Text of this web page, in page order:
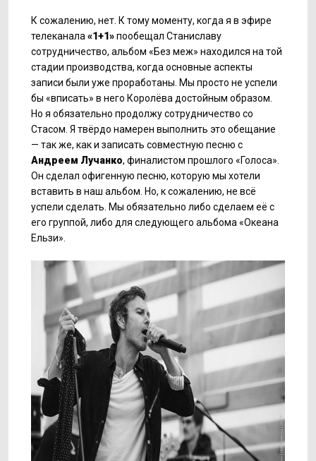
К сожалению, нет. К тому моменту, когда я в эфире
телеканала «1+1»пообещал Станиславу
сотрудничество, альбом «Без меж» находился на той
стадии производства, когда основные аспекты
записи были уже проработаны. Мы просто не успели
бы «вписать» в него Королёва достойным образом.
Но я обязательно продолжу сотрудничество со
Стасом. Я твёрдо намерен выполнить это обещание
— так же, как и записать совместную песню с
Андреем Лучанко, финалистом прошлого «Голоса».
Он сделал офигенную песню, которую мы хотели
вставить в наш альбом. Но, к сожалению, не всё
успели сделать. Мы обязательно либо сделаем её с
его группой, либо для следующего альбома «Океана
Ельзи».